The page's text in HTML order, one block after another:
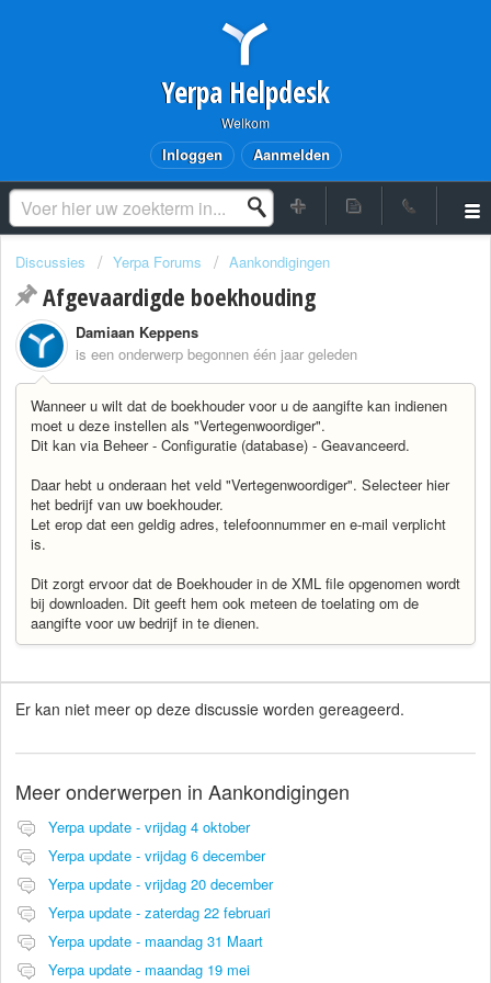
Yerpa Helpdesk
Welkom
Inloggen Aanmelden
Discussies Yerpa Forums Aankondigingen
Afgevaardigde boekhouding
Damiaan Keppens
is een onderwerp begonnen één jaar geleden
Wanneer u wilt dat de boekhouder voor u de aangifte kan indienen
moet u deze instellen als "Vertegenwoordiger".
Dit kan via Beheer - Configuratie (database) - Geavanceerd.
Daar hebt u onderaan het veld "Vertegenwoordiger". Selecteer hier
het bedrijf van uw boekhouder.
Let erop dat een geldig adres, telefoonnummer en e-mail verplicht
is.
Dit zorgt ervoor dat de Boekhouder in de XML file opgenomen wordt
bij downloaden. Dit geeft hem ook meteen de toelating om de
aangifte voor uw bedrijf in te dienen.
Er kan niet meer op deze discussie worden gereageerd.
Meer onderwerpen in Aankondigingen
Yerpa update - vrijdag 4 oktober
Yerpa update - vrijdag 6 december
Yerpa update - vrijdag 20 december
Yerpa update - zaterdag 22 februari
Yerpa update - maandag 31 Maart
Yerpa update - maandag 19 mei